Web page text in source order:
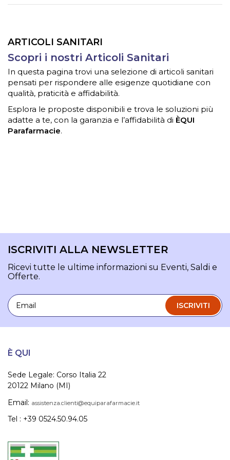
ARTICOLI SANITARI
Scopri i nostri Articoli Sanitari
In questa pagina trovi una selezione di articoli sanitari
pensati per rispondere alle esigenze quotidiane con
qualità, praticità e affidabilità.
Esplora le proposte disponibili e trova le soluzioni più
adatte a te, con la garanzia e l’affidabilità di ÈQUI
Parafarmacie.
ISCRIVITI ALLA NEWSLETTER
Ricevi tutte le ultime informazioni su Eventi, Saldi e
Offerte.
Email
ISCRIVITI
È QUI
Sede Legale: Corso Italia 22
20122 Milano (MI)
Email: assistenza.clienti@equiparafarmacie.it
Tel : +39 0524.50.94.05